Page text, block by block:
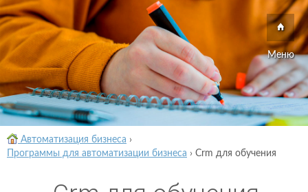
Меню
Автоматизация бизнеса ›
Программы для автоматизации бизнеса › Crm для обучения